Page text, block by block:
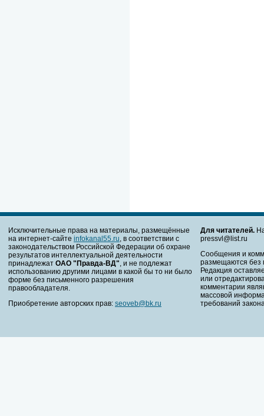
Исключительные права на материалы, размещённые
на интернет-сайте infokanal55.ru , в соответствии с
законодательством Российской Федерации об охране
результатов интеллектуальной деятельности
принадлежат ОАО "Правда-ВД" , и не подлежат
использованию другими лицами в какой бы то ни было
форме без письменного разрешения
правообладателя.
Приобретение авторских прав: seoveb@bk.ru
Для читателей.
pressvl@list.ru
Сообщения и
размещаются без
Редакция
или
комментарии
массовой
требований